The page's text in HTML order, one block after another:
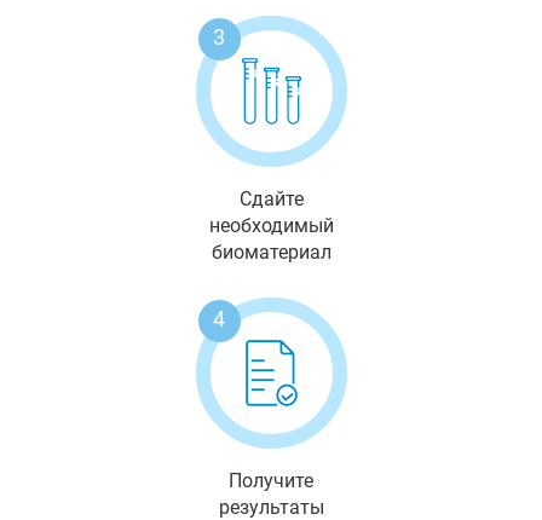
3
Сдайте
необходимый
биоматериал
4
Получите
результаты